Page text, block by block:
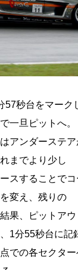
57秒台をマーク
一旦ピットへ。
アンダーステ
までより少し
スすることで
変え、残りの
果、ピットア
1分55秒台に記
での各セクタ